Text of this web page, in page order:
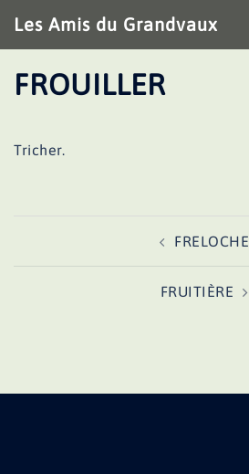
au
contenu
Les Amis du Grandvaux
FROUILLER
Tricher.
FRELOCHE
FRUITIÈRE